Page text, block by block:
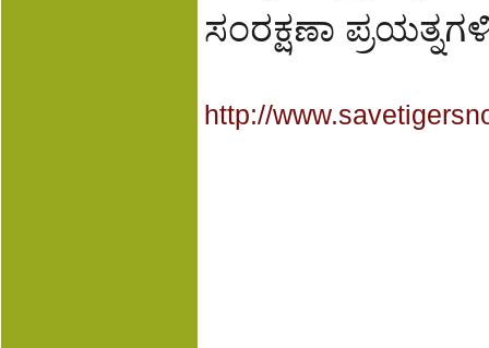
ಸಂರಕ್ಷಣಾ
http://